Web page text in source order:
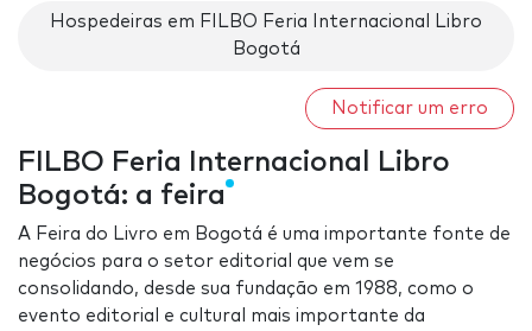
Hospedeiras em FILBO Feria Internacional Libro
Bogotá
Notificar um erro
FILBO Feria Internacional Libro
Bogotá: a feira
A Feira do Livro em Bogotá é uma importante fonte de
negócios para o setor editorial que vem se
consolidando, desde sua fundação em 1988, como o
evento editorial e cultural mais importante da